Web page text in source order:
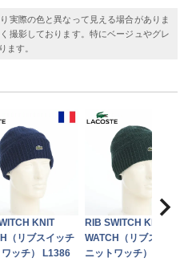
実際の色と異なって見える場合がありま
撮影しております。特にベージュやグレ
ます。
KNIT
（リブスイッチ
ワッチ） L1386
RIB SWITCH KNIT
WATCH（リブスイッ
ニットワッチ） L1386